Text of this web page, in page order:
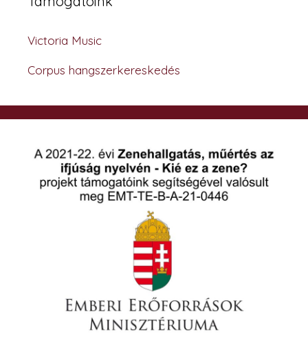
Victoria Music
Corpus hangszerkereskedés